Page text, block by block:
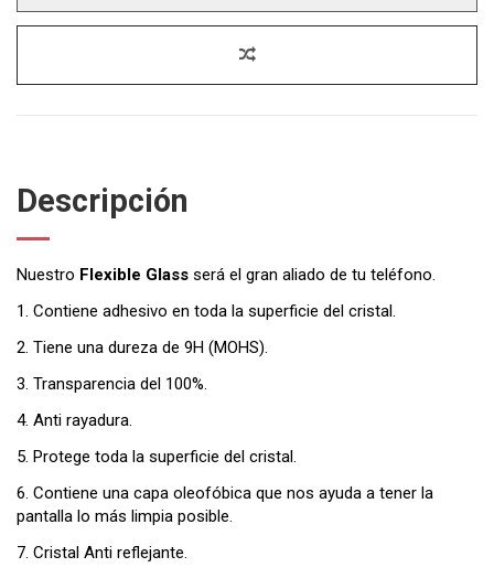
Descripción
Nuestro Flexible Glass será el gran aliado de tu teléfono.
1. Contiene adhesivo en toda la superficie del cristal.
2. Tiene una dureza de 9H (MOHS).
3. Transparencia del 100%.
4. Anti rayadura.
5. Protege toda la superficie del cristal.
6. Contiene una capa oleofóbica que nos ayuda a tener la
pantalla lo más limpia posible.
7. Cristal Anti reflejante.